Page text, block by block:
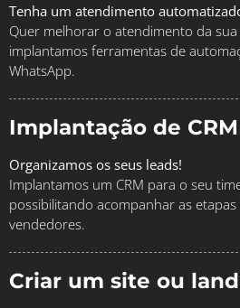
Tenha um atendimento
Quer melhorar o atendimento da sua
implantamos ferramentas de
WhatsApp.
Implantação de
Organizamos os seus leads!
Implantamos um CRM para o seu
possibilitando acompanhar as
vendedores.
Criar um site ou